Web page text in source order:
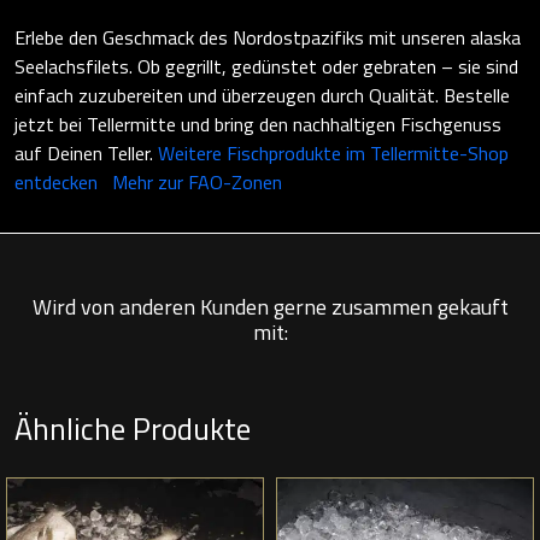
Erlebe den Geschmack des Nordostpazifiks mit unseren alaska
Seelachsfilets. Ob gegrillt, gedünstet oder gebraten – sie sind
einfach zuzubereiten und überzeugen durch Qualität. Bestelle
jetzt bei Tellermitte und bring den nachhaltigen Fischgenuss
auf Deinen Teller. Weitere Fischprodukte im Tellermitte-Shop
entdecken Mehr zur FAO-Zonen
Wird von anderen Kunden gerne zusammen gekauft
mit:
Ähnliche Produkte